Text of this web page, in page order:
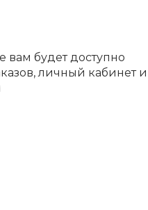
вам будет доступно
личный кабинет и